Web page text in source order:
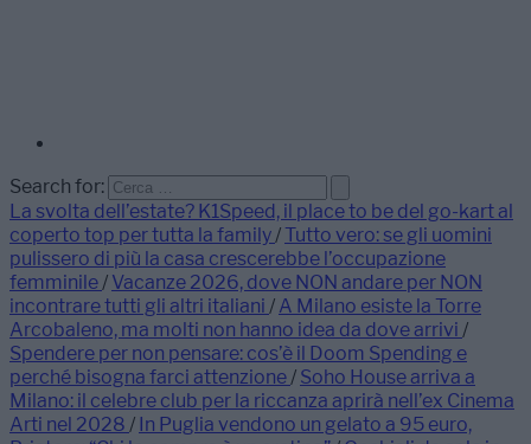
Search for:
La svolta dell’estate? K1Speed, il place to be del go-kart al
coperto top per tutta la family/ Tutto vero: se gli uomini
pulissero di più la casa crescerebbe l’occupazione
femminile/ Vacanze 2026, dove NON andare per NON
incontrare tutti gli altri italiani / A Milano esiste la Torre
Arcobaleno, ma molti non hanno idea da dove arrivi /
Spendere per non pensare: cos’è il Doom Spending e
perché bisogna farci attenzione/ Soho House arriva a
Milano: il celebre club per la riccanza aprirà nell’ex Cinema
Arti nel 2028 / In Puglia vendono un gelato a 95 euro,